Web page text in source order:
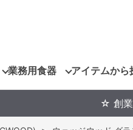
業務用食器 アイテムから
☆ 創業